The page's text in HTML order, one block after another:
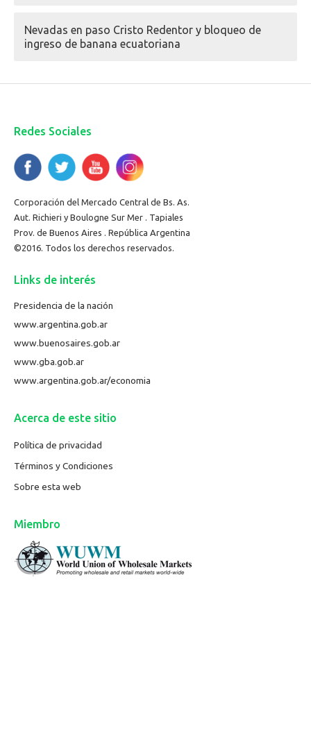
Nevadas en paso Cristo Redentor y bloqueo de
ingreso de banana ecuatoriana
Redes Sociales
Corporación del Mercado Central de Bs. As.
Aut. Richieri y Boulogne Sur Mer . Tapiales
Prov. de Buenos Aires . República Argentina
©2016. Todos los derechos reservados.
Links de interés
Presidencia de la nación
www.argentina.gob.ar
www.buenosaires.gob.ar
www.gba.gob.ar
www.argentina.gob.ar/economia
Acerca de este sitio
Política de privacidad
Términos y Condiciones
Sobre esta web
Miembro